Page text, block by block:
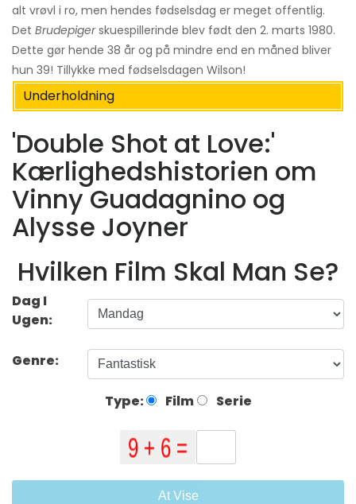
alt vrøvl i ro, men hendes fødselsdag er meget offentlig.
Det Brudepigerskuespillerinde blev født den 2. marts 1980.
Dette gør hende 38 år og på mindre end en måned bliver
hun 39! Tillykke med fødselsdagen Wilson!
Underholdning
'Double Shot at Love:'
Kærlighedshistorien om
Vinny Guadagnino og
Alysse Joyner
Hvilken Film Skal Man Se?
Dag I
Ugen:
Genre:
Type: Film Serie
At Vise